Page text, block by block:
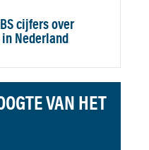
cijfers over
Nederland
VAN HET